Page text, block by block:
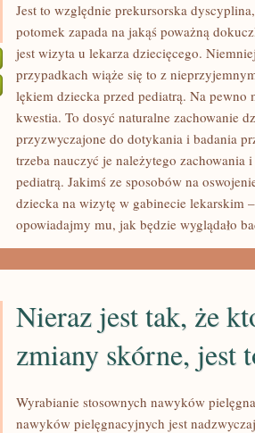
KIEDY
POTOMEK
DOLEGLIWOŚĆ
Jest to względnie prekursorska
potomek zapada na jakąś poważną
jest wizyta u lekarza dziecięcego.
przypadkach wiąże się to z
lękiem dziecka przed pediatrą. Na pewno
kwestia. To dosyć naturalne zachowanie
przyzwyczajone do dotykania i badania
trzeba nauczyć je należytego zachowania
pediatrą. Jakimś ze sposobów na
dziecka na wizytę w gabinecie lekarskim
opowiadajmy mu, jak będzie wyglądało
Nieraz jest tak, że
zmiany skórne, jest
Wyrabianie stosownych nawyków
nawyków pielęgnacyjnych jest